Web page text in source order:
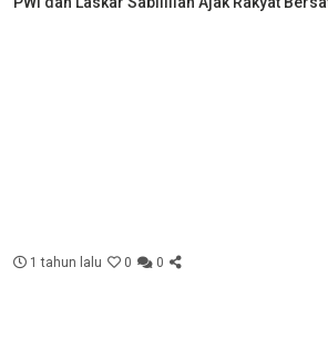
1 tahun lalu 0 0